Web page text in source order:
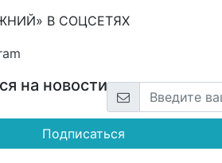
В СОЦСЕТЯХ
на новости
Подписаться